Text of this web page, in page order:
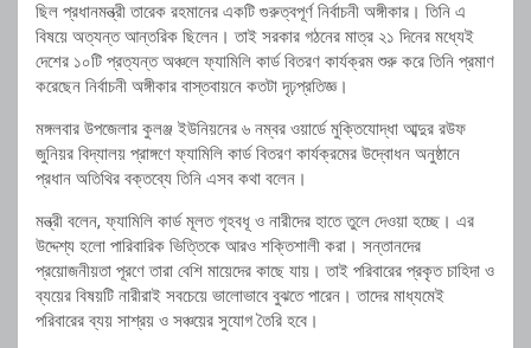
ছিল প্রধানমন্ত্রী তারেক রহমানের একটি গুরুত্বপূর্ণ নির্বাচনী অঙ্গীকার। তিনি এ
বিষয়ে অত্যন্ত আন্তরিক ছিলেন। তাই সরকার গঠনের মাত্র ২১ দিনের মধ্যেই
দেশের ১০টি প্রত্যন্ত অঞ্চলে ফ্যামিলি কার্ড বিতরণ কার্যক্রম শুরু করে তিনি প্রমাণ
করেছেন নির্বাচনী অঙ্গীকার বাস্তবায়নে কতটা দৃঢ়প্রতিজ্ঞ।
মঙ্গলবার উপজেলার কুলঞ্জ ইউনিয়নের ৬ নম্বর ওয়ার্ডে মুক্তিযোদ্ধা আব্দুর রউফ
জুনিয়র বিদ্যালয় প্রাঙ্গণে ফ্যামিলি কার্ড বিতরণ কার্যক্রমের উদ্বোধন অনুষ্ঠানে
প্রধান অতিথির বক্তব্যে তিনি এসব কথা বলেন।
মন্ত্রী বলেন, ফ্যামিলি কার্ড মূলত গৃহবধূ ও নারীদের হাতে তুলে দেওয়া হচ্ছে। এর
উদ্দেশ্য হলো পারিবারিক ভিত্তিকে আরও শক্তিশালী করা। সন্তানদের
প্রয়োজনীয়তা পূরণে তারা বেশি মায়েদের কাছে যায়। তাই পরিবারের প্রকৃত চাহিদা ও
ব্যয়ের বিষয়টি নারীরাই সবচেয়ে ভালোভাবে বুঝতে পারেন। তাদের মাধ্যমেই
পরিবারের ব্যয় সাশ্রয় ও সঞ্চয়ের সুযোগ তৈরি হবে।